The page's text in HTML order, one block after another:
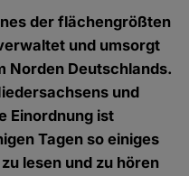
der flächengrößten
und umsorgt
Norden Deutschlands.
und
Einordnung ist
Tagen so einiges
lesen und zu hören